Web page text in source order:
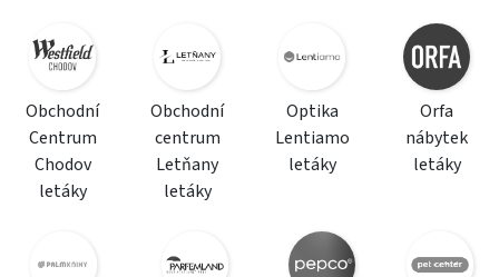
Obchodní
Centrum
Chodov
letáky
Obchodní
centrum
Letňany
letáky
Optika
Lentiamo
letáky
Orfa
nábytek
letáky